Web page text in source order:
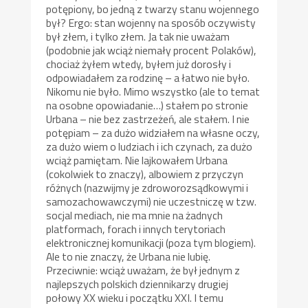
potępiony, bo jedną z twarzy stanu wojennego
był? Ergo: stan wojenny na sposób oczywisty
był złem, i tylko złem. Ja tak nie uważam
(podobnie jak wciąż niemały procent Polaków),
chociaż żyłem wtedy, byłem już dorosły i
odpowiadałem za rodzinę – a łatwo nie było.
Nikomu nie było. Mimo wszystko (ale to temat
na osobne opowiadanie…) stałem po stronie
Urbana – nie bez zastrzeżeń, ale stałem. I nie
potępiam – za dużo widziałem na własne oczy,
za dużo wiem o ludziach i ich czynach, za dużo
wciąż pamiętam. Nie lajkowałem Urbana
(cokolwiek to znaczy), albowiem z przyczyn
różnych (nazwijmy je zdroworozsądkowymi i
samozachowawczymi) nie uczestniczę w tzw.
socjal mediach, nie ma mnie na żadnych
platformach, forach i innych terytoriach
elektronicznej komunikacji (poza tym blogiem).
Ale to nie znaczy, że Urbana nie lubię.
Przeciwnie: wciąż uważam, że był jednym z
najlepszych polskich dziennikarzy drugiej
połowy XX wieku i początku XXI. I temu